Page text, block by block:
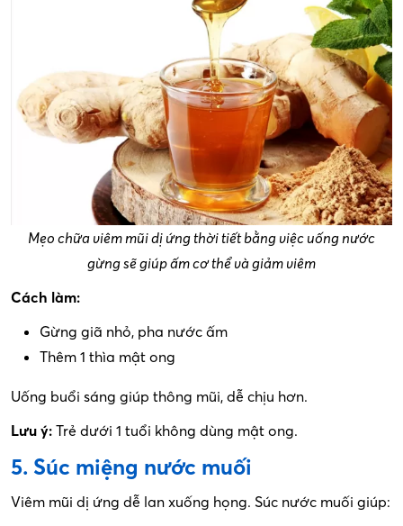
Mẹo chữa viêm mũi dị ứng thời tiết bằng việc uống nước
gừng sẽ giúp ấm cơ thể và giảm viêm
Cách làm:
Gừng giã nhỏ, pha nước ấm
Thêm 1 thìa mật ong
Uống buổi sáng giúp thông mũi, dễ chịu hơn.
Lưu ý: Trẻ dưới 1 tuổi không dùng mật ong.
5. Súc miệng nước muối
Viêm mũi dị ứng dễ lan xuống họng. Súc nước muối giúp: